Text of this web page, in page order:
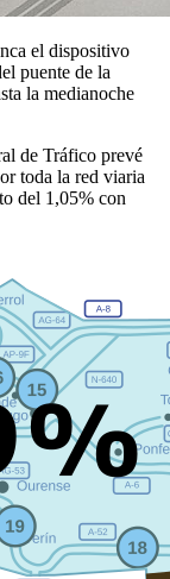
el dispositivo
puente de la
la medianoche
de Tráfico prevé
toda la red viaria
del 1,05% con